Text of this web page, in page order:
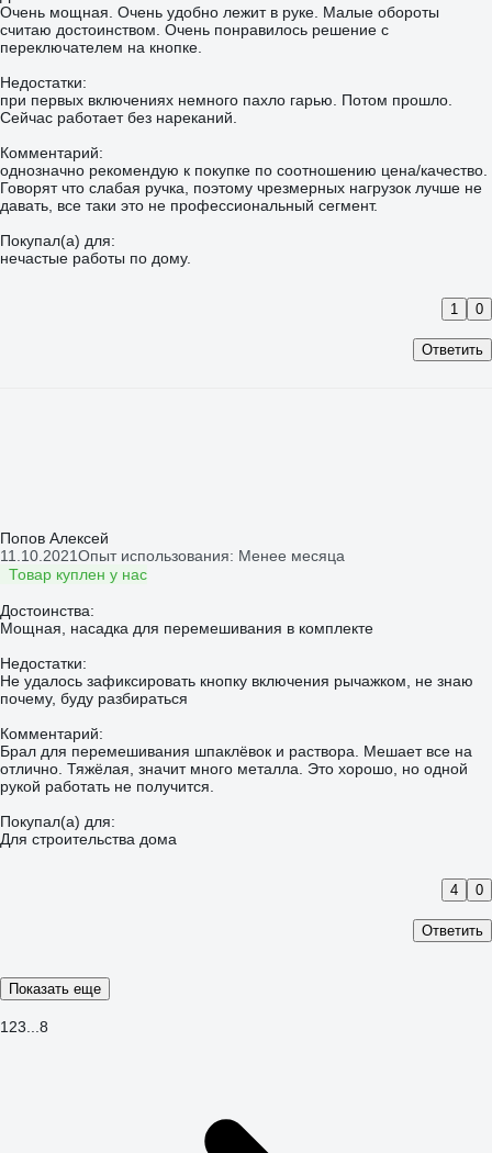
Очень мощная. Очень удобно лежит в руке. Малые обороты
считаю достоинством. Очень понравилось решение с
переключателем на кнопке.
Недостатки:
при первых включениях немного пахло гарью. Потом прошло.
Сейчас работает без нареканий.
Комментарий:
однозначно рекомендую к покупке по соотношению цена/качество.
Говорят что слабая ручка, поэтому чрезмерных нагрузок лучше не
давать, все таки это не профессиональный сегмент.
Покупал(а) для:
нечастые работы по дому.
Ответить
1 0
Попов Алексей
11.10.2021Опыт использования: Менее месяца
Товар куплен у нас
Достоинства:
Мощная, насадка для перемешивания в комплекте
Недостатки:
Не удалось зафиксировать кнопку включения рычажком, не знаю
почему, буду разбираться
Комментарий:
Брал для перемешивания шпаклёвок и раствора. Мешает все на
отлично. Тяжёлая, значит много металла. Это хорошо, но одной
рукой работать не получится.
Покупал(а) для:
Для строительства дома
Ответить
4 0
Показать еще
1 23 8